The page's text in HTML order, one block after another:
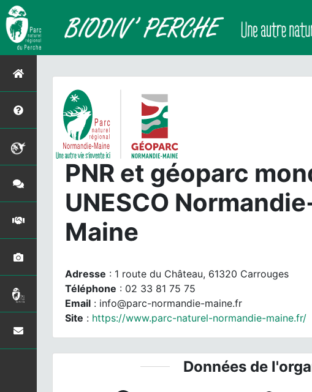
PNR et géoparc
UNESCO
Maine
Adresse : 1 route du Château, 61320 Carrouges
Téléphone : 02 33 81 75 75
Email : info@parc-normandie-maine.fr
Site : https://www.parc-naturel-normandie-maine.fr/
Données de